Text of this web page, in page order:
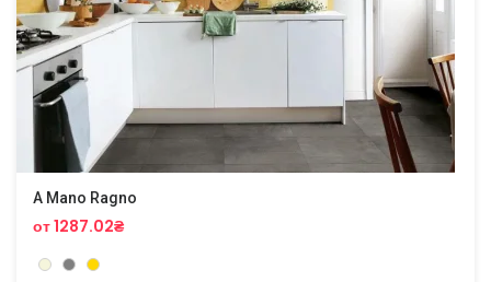
A Mano Ragno
от 1287.02₴